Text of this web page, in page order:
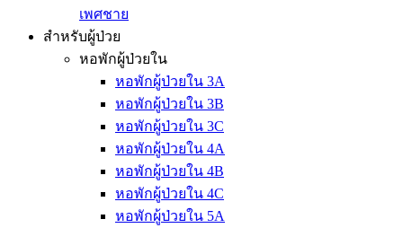
เพศชาย
สำหรับผู้ป่วย
หอพักผู้ป่วยใน
หอพักผู้ป่วยใน 3A
หอพักผู้ป่วยใน 3B
หอพักผู้ป่วยใน 3C
หอพักผู้ป่วยใน 4A
หอพักผู้ป่วยใน 4B
หอพักผู้ป่วยใน 4C
หอพักผู้ป่วยใน 5A